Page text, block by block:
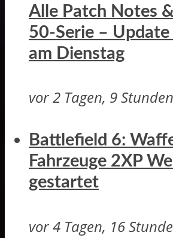
Alle Patch Notes
50-Serie –
am Dienstag
vor 2 Tagen, 9 Stunden
Battlefield 6:
Fahrzeuge 2XP
gestartet
vor 4 Tagen, 16